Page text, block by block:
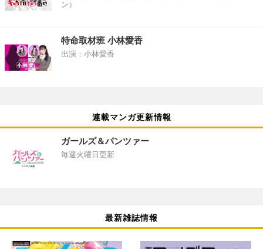
ン）
特命取材班 小林愛香
出演：小林愛香
連載マンガ更新情報
ガールズ＆パンツァー
毎週火曜日更新
最新雑誌情報